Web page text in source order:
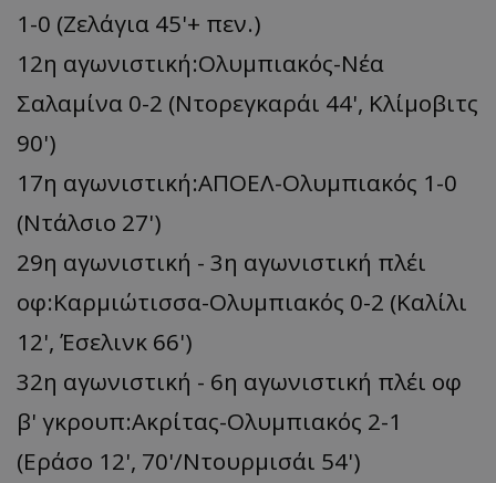
1-0 (Ζελάγια 45'+ πεν.)
12η αγωνιστική:Ολυμπιακός-Νέα
Σαλαμίνα 0-2 (Ντορεγκαράι 44', Κλίμοβιτς
90')
17η αγωνιστική:ΑΠΟΕΛ-Ολυμπιακός 1-0
(Ντάλσιο 27')
29η αγωνιστική - 3η αγωνιστική πλέι
οφ:Καρμιώτισσα-Ολυμπιακός 0-2 (Καλίλι
12', Έσελινκ 66')
32η αγωνιστική - 6η αγωνιστική πλέι οφ
β' γκρουπ:Ακρίτας-Ολυμπιακός 2-1
(Εράσο 12', 70'/Ντουρμισάι 54')